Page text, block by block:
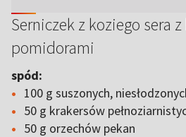
Serniczek z koziego sera
pomidorami
spód:
100 g suszonych,
50 g krakersów
50 g orzechów pekan